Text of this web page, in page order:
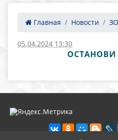
Главная Новости
05.04.2024 13:30
ОСТАНОВИ